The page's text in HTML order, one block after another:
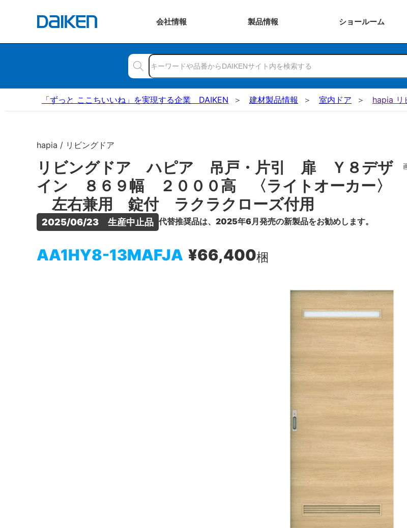
会社情報 製品情報 ショールーム
「ずっと ここちいいね」を実現する企業 DAIKEN 建材製品情報 室内ドア hapia リ
hapia / リビングドア
リビングドア ハピア 吊戸・片引 扉 Ｙ８デザ
イン ８６９幅 ２０００高 〈ライトオーカー〉
左右兼用 錠付 ラクラクローズ付用
2025/06/23　生産中止品 代替推奨品は、2025年6月発売の新製品をお勧めします。
AA1HY8-13MAFJA ¥66,400梱